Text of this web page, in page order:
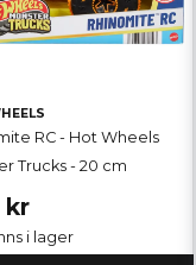
RC - Hot Wheels
Trucks - 20 cm
kr
i lager